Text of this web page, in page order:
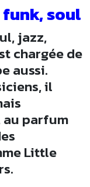
funk, soul
jazz,
chargée de
aussi.
il
au parfum
Little